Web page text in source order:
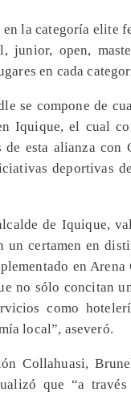
la categoría elite
junior, open,
en cada
se compone de
Iquique, el cual
de esta alianza
deportivas
de Iquique,
certamen en
en
no sólo concitan
como
local”, aseveró.
Collahuasi,
que “a